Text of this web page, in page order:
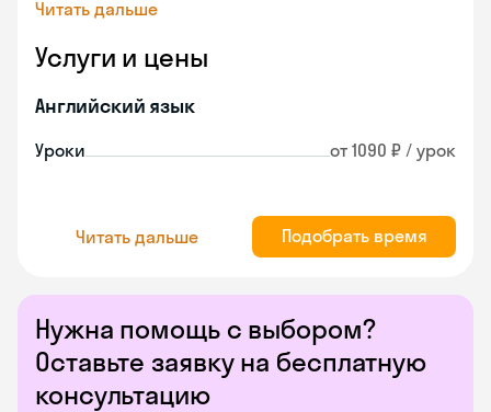
Нужна помощь с выбором?
Оставьте заявку на бесплатную
консультацию
Читать дальше
Услуги и цены
Английский язык
Уроки от 1090 ₽ / урок
Читать дальше Подобрать время